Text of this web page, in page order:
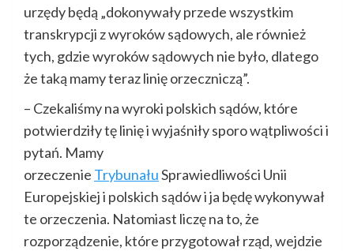
urzędy będą „dokonywały przede wszystkim
transkrypcji z wyroków sądowych, ale również
tych, gdzie wyroków sądowych nie było, dlatego
że taką mamy teraz linię orzeczniczą”.
– Czekaliśmy na wyroki polskich sądów, które
potwierdziły tę linię i wyjaśniły sporo wątpliwości i
pytań. Mamy
orzeczenie TrybunałuSprawiedliwości Unii
Europejskiej i polskich sądów i ja będę wykonywał
te orzeczenia. Natomiast liczę na to, że
rozporządzenie, które przygotował rząd, wejdzie